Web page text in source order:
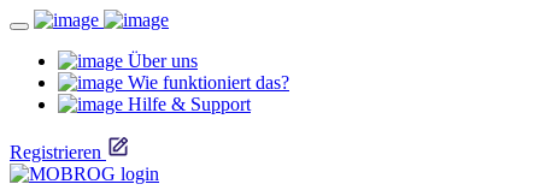
Über uns
Wie funktioniert das?
Hilfe & Support
Registrieren